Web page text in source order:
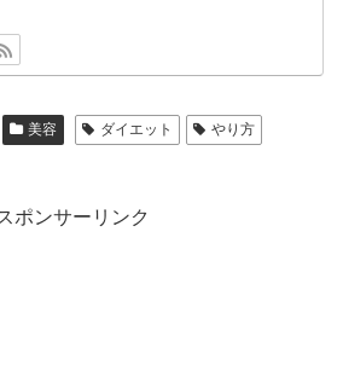
美容 ダイエット
やり方
ポンサーリンク